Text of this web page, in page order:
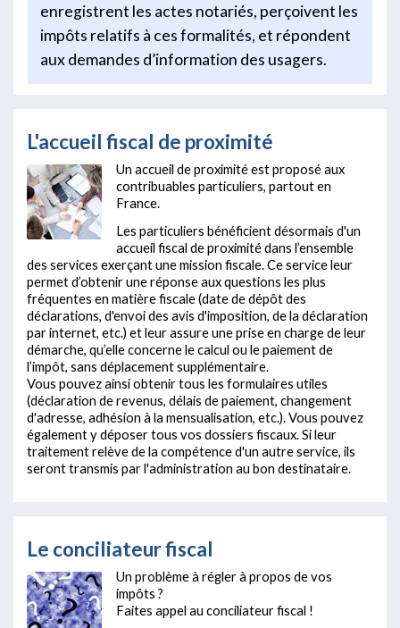
enregistrent les actes notariés, perçoivent les
impôts relatifs à ces formalités, et répondent
aux demandes d’information des usagers.
L'accueil fiscal de proximité
Un accueil de proximité est proposé aux
contribuables particuliers, partout en
France.
Les particuliers bénéficient désormais d'un
accueil fiscal de proximité dans l’ensemble
des services exerçant une mission fiscale. Ce service leur
permet d’obtenir une réponse aux questions les plus
fréquentes en matière fiscale (date de dépôt des
déclarations, d'envoi des avis d'imposition, de la déclaration
par internet, etc.) et leur assure une prise en charge de leur
démarche, qu’elle concerne le calcul ou le paiement de
l’impôt, sans déplacement supplémentaire.
Vous pouvez ainsi obtenir tous les formulaires utiles
(déclaration de revenus, délais de paiement, changement
d'adresse, adhésion à la mensualisation, etc.). Vous pouvez
également y déposer tous vos dossiers fiscaux. Si leur
traitement relève de la compétence d'un autre service, ils
seront transmis par l'administration au bon destinataire.
Le conciliateur fiscal
Un problème à régler à propos de vos
impôts ?
Faites appel au conciliateur fiscal !